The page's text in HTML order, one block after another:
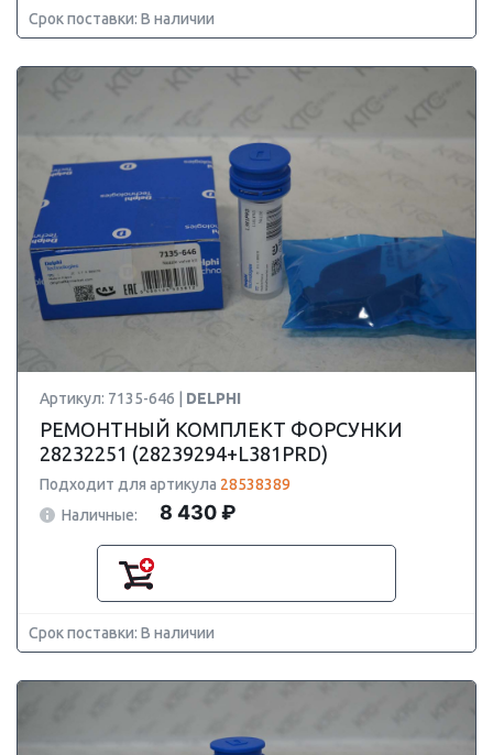
Срок поставки: В наличии
Артикул: 7135-646 | DELPHI
РЕМОНТНЫЙ КОМПЛЕКТ ФОРСУНКИ
28232251 (28239294+L381PRD)
Подходит для артикула 28538389
Наличные:
8 430 ₽
Срок поставки: В наличии